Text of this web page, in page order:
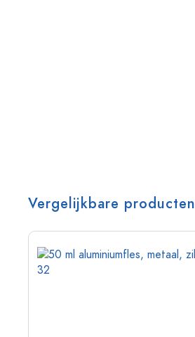
Vergelijkbare producten